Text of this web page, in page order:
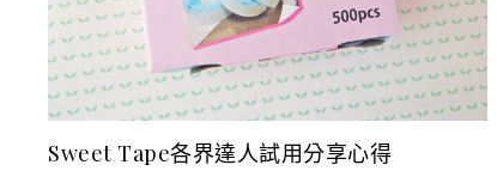
Sweet Tape各界達人試用分享心得